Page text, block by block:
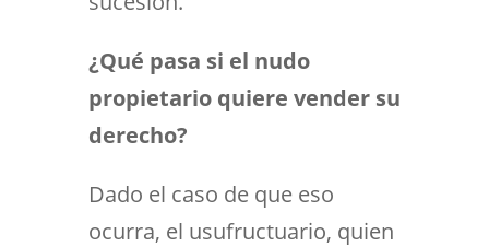
¿Qué pasa si el nudo
propietario quiere vender su
derecho?
Dado el caso de que eso
ocurra, el usufructuario, quien